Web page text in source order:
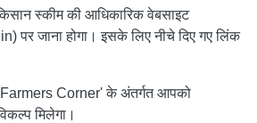
स्कीम की आधिकारिक वेबसाइट
पर जाना होगा। इसके लिए नीचे दिए गए लिंक
'Farmers Corner' के अंतर्गत आपको
मिलेगा।